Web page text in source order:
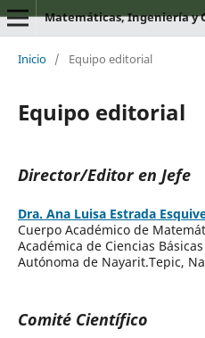
Matemáticas, Ingeniería y
Inicio / Equipo editorial
Equipo editorial
Director/Editor en Jefe
Dra. Ana Luisa Estrada
Cuerpo Académico de
Académica de Ciencias
Autónoma de Nayarit.Tepic,
Comité Científico